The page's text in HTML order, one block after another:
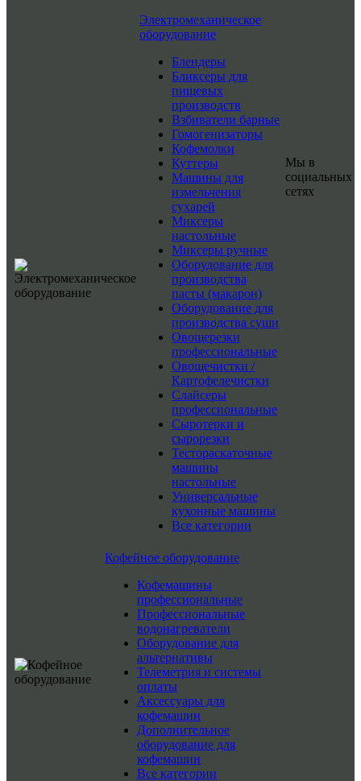
Электромеханическое
оборудование
Блендеры
Бликсеры для
пищевых
производств
Взбиватели барные
Гомогенизаторы
Кофемолки
Куттеры
Машины для
измельчения
сухарей
Миксеры
настольные
Миксеры ручные
Оборудование для
производства
пасты (макарон)
Оборудование для
производства суши
Овощерезки
профессиональные
Овощечистки /
Картофелечистки
Слайсеры
профессиональные
Сыротерки и
сырорезки
Тестораскаточные
машины
настольные
Универсальные
кухонные машины
Все категории
Кофейное оборудование
Кофемашины
профессиональные
Профессиональные
водонагреватели
Оборудование для
альтернативы
Телеметрия и системы
оплаты
Аксессуары для
кофемашин
Дополнительное
оборудование для
кофемашин
Все категории
Мы в
социальных
сетях